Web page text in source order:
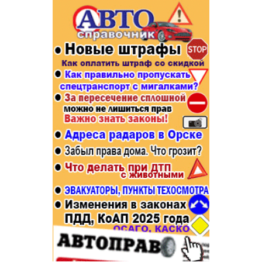
Афиша
Строительство и ремонт
Авто и мото
Рестораны, кафе, бары
Спорт Фитнес
Недвижимость
Красота Косметология
Телекоммуникации и связь
Торговля
Бизнес и финансы
Юристы, Экспертиза, Страхование
Ремонт
Социальные организации
Это интересно
Администрация
Популярное →
Строительство и ремонт